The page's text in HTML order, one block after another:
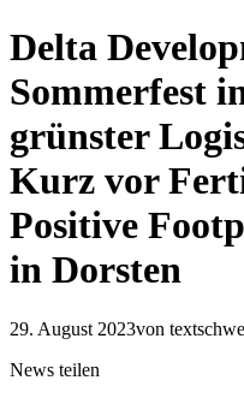
Delta
Sommerfest
grünster
Kurz vor
Positive
in Dorsten
29. August 2023von
News teilen